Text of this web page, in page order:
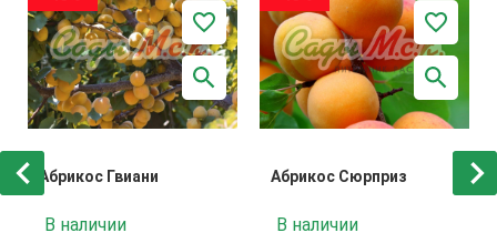
Абрикос Гвиани
В наличии
Абрикос Сюрприз
В наличии